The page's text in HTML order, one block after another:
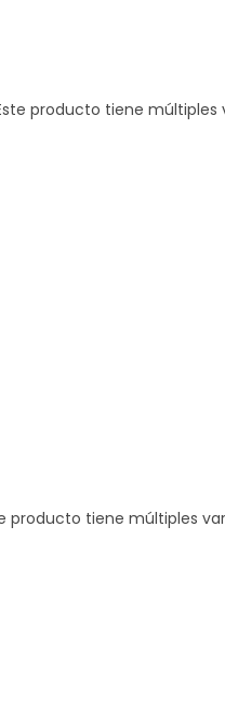
producto tiene múltiples
producto tiene múltiples